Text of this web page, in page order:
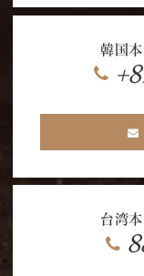
韓国
台湾